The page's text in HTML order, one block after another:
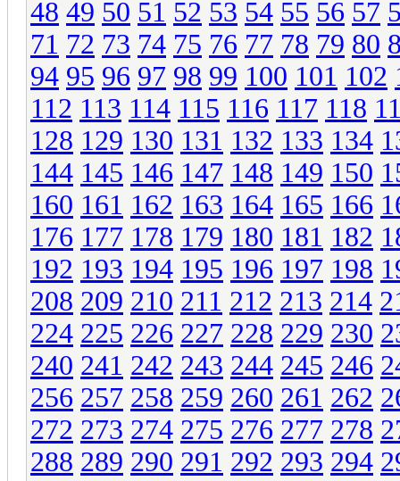
48 49 50 51 52 53 54 55 56 57
71 72 73 74 75 76 77 78 79 80
94 95 96 97 98 99 100 101 102
112 113 114 115 116 117 118
128 129 130 131 132 133 134
144 145 146 147 148 149 150
160 161 162 163 164 165 166
176 177 178 179 180 181 182
192 193 194 195 196 197 198
208 209 210 211 212 213 214
224 225 226 227 228 229 230
240 241 242 243 244 245 246
256 257 258 259 260 261 262
272 273 274 275 276 277 278
288 289 290 291 292 293 294